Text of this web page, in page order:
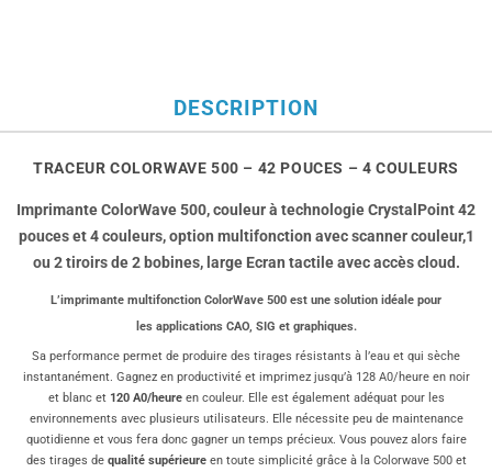
DESCRIPTION
TRACEUR COLORWAVE 500 – 42 POUCES – 4 COULEURS
ImprimanteColorWave 500, couleur à technologie CrystalPoint 42
pouces et 4 couleurs,option multifonction avec scanner couleur,1
ou 2 tiroirs de 2 bobines, large Ecran tactile avec accès cloud.
L’imprimante multifonction ColorWave 500 est une solution idéale pour
les applications CAO, SIG et graphiques.
Sa performance permet de produire des tirages résistants à l’eau et qui sèche
instantanément. Gagnez en productivité et imprimez jusqu’à 128 A0/heure en noir
et blanc et 120 A0/heureen couleur. Elle est également adéquat pour les
environnements avec plusieurs utilisateurs. Elle nécessite peu de maintenance
quotidienne et vous fera donc gagner un temps précieux. Vous pouvez alors faire
des tirages de qualité supérieureen toute simplicité grâce à la Colorwave 500 et